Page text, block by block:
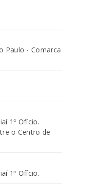
Paulo - Comarca
1º Ofício.
o Centro de
1º Ofício.